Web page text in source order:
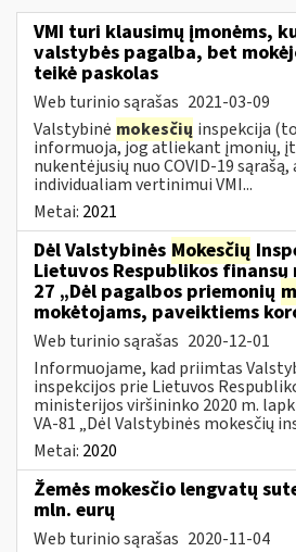
VMI turi klausimų įmonėms,
valstybės pagalba, bet
teikė paskolas
Web turinio sąrašas 2021-03-09
Valstybinė mokesčių inspekcija
informuoja, jog atliekant įmonių,
nukentėjusių nuo COVID-19 sąrašą,
individualiam vertinimui VMI...
Metai: 2021
Dėl Valstybinės Mokesčių
Lietuvos Respublikos finansų
27 „Dėl pagalbos priemonių
mokėtojams, paveiktiems
Web turinio sąrašas 2020-12-01
Informuojame, kad priimtas
inspekcijos prie Lietuvos
ministerijos viršininko 2020 m.
VA-81 „Dėl Valstybinės mokesčių
Metai: 2020
Žemės mokesčio lengvatų
mln. eurų
Web turinio sąrašas 2020-11-04